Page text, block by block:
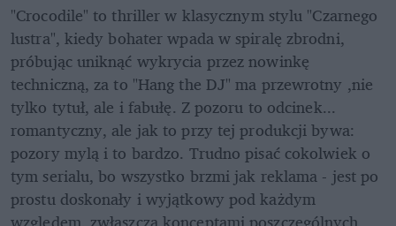
"Crocodile" to thriller w klasycznym stylu "Czarnego
lustra", kiedy bohater wpada w spiralę zbrodni,
próbując uniknąć wykrycia przez nowinkę
techniczną, za to "Hang the DJ" ma przewrotny ,nie
tylko tytuł, ale i fabułę. Z pozoru to odcinek...
romantyczny, ale jak to przy tej produkcji bywa:
pozory mylą i to bardzo. Trudno pisać cokolwiek o
tym serialu, bo wszystko brzmi jak reklama - jest po
prostu doskonały i wyjątkowy pod każdym